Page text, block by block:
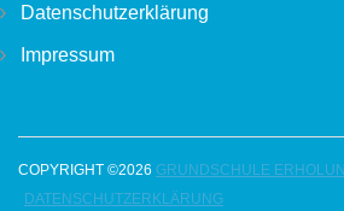
Datenschutzerklärung
Impressum
COPYRIGHT ©2026 GRUNDSCHULE
DATENSCHUTZERKLÄRUNG